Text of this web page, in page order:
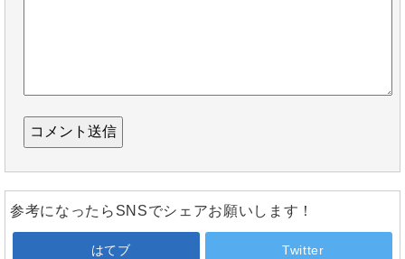
参考になったらSNSでシェアお願いします！
はてブ Twitter